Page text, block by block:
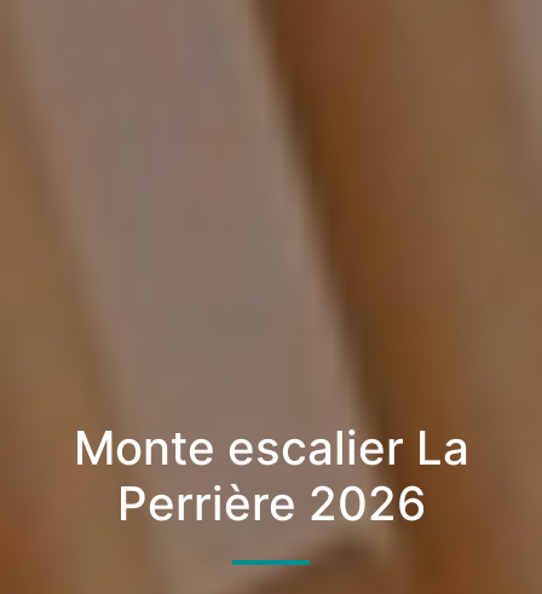
Monte escalier La
Perrière 2026